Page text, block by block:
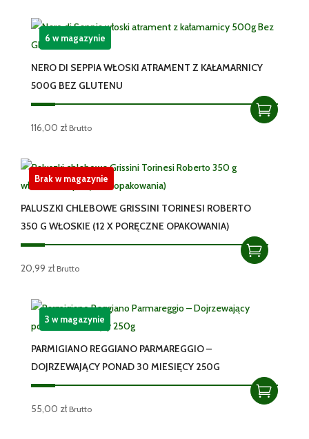
25,00 zł.
NERO DI SEPPIA WŁOSKI ATRAMENT Z KAŁAMARNICY
500G BEZ GLUTENU
116,00 zł Brutto
6 w magazynie
PALUSZKI CHLEBOWE GRISSINI TORINESI ROBERTO
350 G WŁOSKIE (12 X PORĘCZNE OPAKOWANIA)
20,99 zł Brutto
Brak w magazynie
PARMIGIANO REGGIANO PARMAREGGIO –
DOJRZEWAJĄCY PONAD 30 MIESIĘCY 250G
55,00 zł Brutto
3 w magazynie